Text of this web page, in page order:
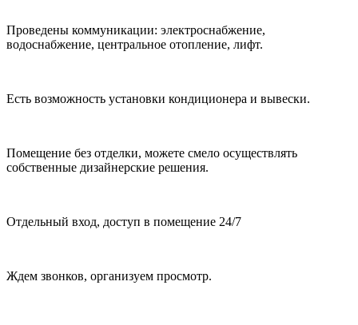
Проведены коммуникации: электроснабжение,
водоснабжение, центральное отопление, лифт.
Есть возможность установки кондиционера и вывески.
Помещение без отделки, можете смело осуществлять
собственные дизайнерские решения.
Отдельный вход, доступ в помещение 24/7
Ждем звонков, организуем просмотр.